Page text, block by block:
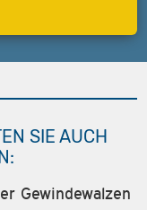
SIE AUCH
Gewindewalzen